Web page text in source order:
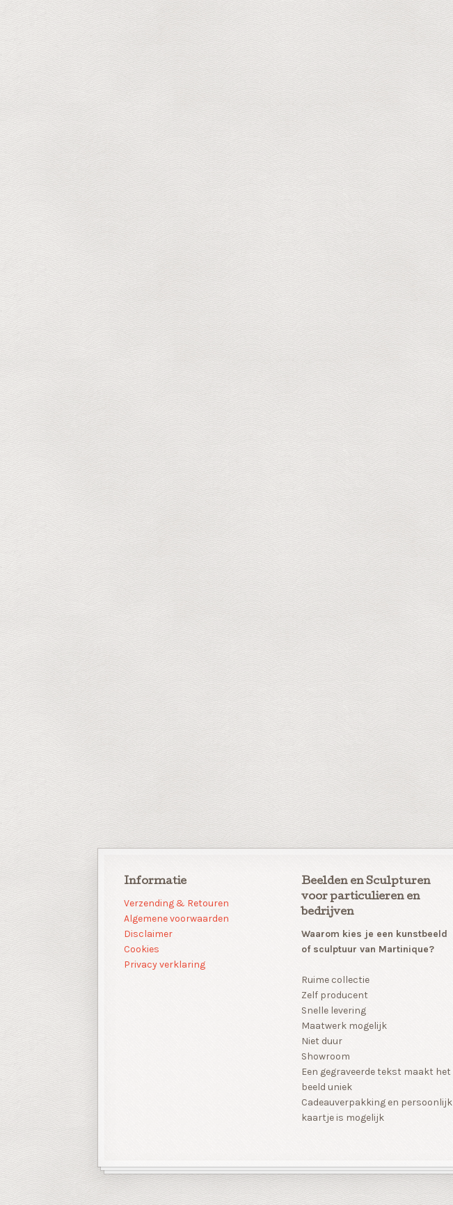
Informatie
Verzending & Retouren
Algemene voorwaarden
Disclaimer
Cookies
Privacy verklaring
Beelden en Sculpturen
voor particulieren en
bedrijven
Waarom kies je een kunstbeeld
of sculptuur van Martinique?
Ruime collectie
Zelf producent
Snelle levering
Maatwerk mogelijk
Niet duur
Showroom
Een gegraveerde tekst maakt het
beeld uniek
Cadeauverpakking en persoonlijk
kaartje is mogelijk